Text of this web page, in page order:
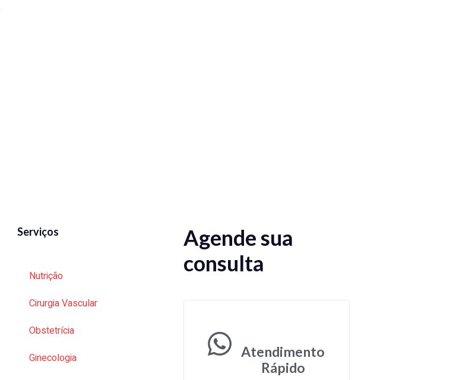
Serviços
Nutrição
Cirurgia Vascular
Obstetrícia
Ginecologia
Agende sua
consulta
Atendimento
Rápido